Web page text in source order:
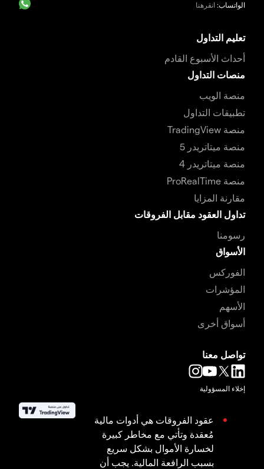
الواتساب: انقرهنا
تعليم التداول
أحداث الأسبوع القادم
منصات التداول
منصة الويب
تطبيقات التداول
منصة TradingView
منصة ميتاتريدر 5
منصة ميتاتريدر 4
منصة ProRealTime
مقارنة المزايا
تداول العقود مقابل الفروقات
رسومنا
الأسواق
الفوركس
المؤشرات
الأسهم
أسواق أخرى
تواصل معنا
إخلاء المسؤولية
عقود الفروقات هي أدوات مالية
مُعقدة وتأتي مع مخاطر كبيرة
لخسارة الأموال بشكل سريع
بسبب الرافعة المالية. يجب أن